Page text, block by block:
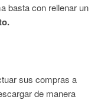
basta con rellenar un
sus compras a
de manera